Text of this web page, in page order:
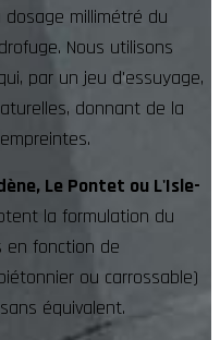
millimétré du
Nous utilisons
par un jeu d'essuyage,
donnant de la
Le Pontet ou L'Isle-
la formulation du
en fonction de
ou carrossable)
équivalent.